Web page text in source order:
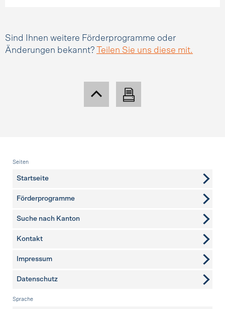
Sind Ihnen weitere Förderprogramme oder
Änderungen bekannt?
Teilen Sie uns diese mit.
Fusszeile
Seiten
Startseite
Förderprogramme
Suche nach Kanton
weitere Seiten
Kontakt
Impressum
Datenschutz
Sprache